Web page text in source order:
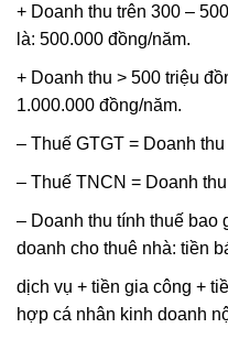
+ Doanh thu trên 300 –
là: 500.000 đồng/năm.
+ Doanh thu > 500 triệu
1.000.000 đồng/năm.
– Thuế GTGT = Doanh
– Thuế TNCN = Doanh
– Doanh thu tính thuế bao
doanh cho thuê nhà: tiền
dịch vụ + tiền gia công +
hợp cá nhân kinh doanh